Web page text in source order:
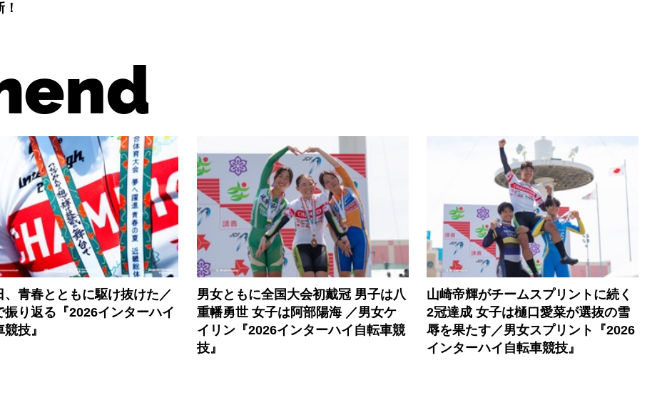
、青春とともに駆け抜けた／
振り返る『2026インターハイ
技』
男女ともに全国大会初戴冠 男子は八
重幡勇世 女子は阿部陽海 ／男女ケ
イリン『2026インターハイ自転車競
技』
山崎帝輝がチームスプリントに続く
2冠達成 女子は樋口愛菜が選抜の雪
辱を果たす／男女スプリント『2026
インターハイ自転車競技』